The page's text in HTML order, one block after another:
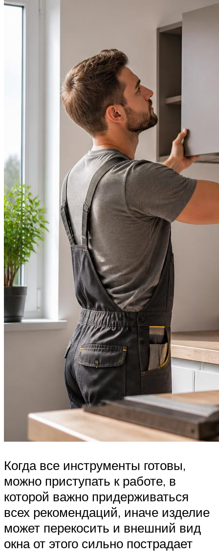
Когда все инструменты готовы,
можно приступать к работе, в
которой важно придерживаться
всех рекомендаций, иначе изделие
может перекосить и внешний вид
окна от этого сильно пострадает